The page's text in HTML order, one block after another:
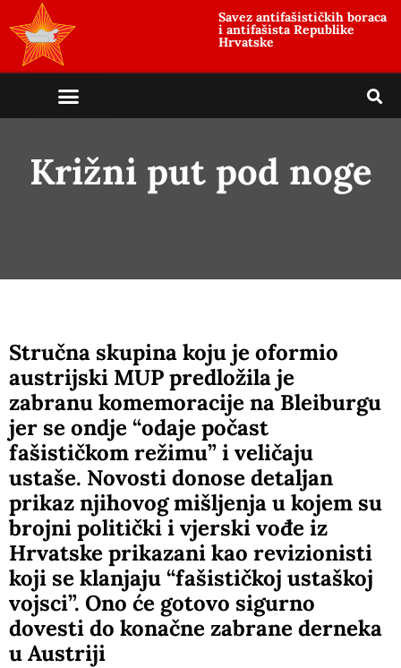
Savez antifašističkih boraca
i antifašista Republike
Hrvatske
Križni put pod noge
Stručna skupina koju je oformio
austrijski MUP predložila je
zabranu komemoracije na Bleiburgu
jer se ondje “odaje počast
fašističkom režimu” i veličaju
ustaše. Novosti donose detaljan
prikaz njihovog mišljenja u kojem su
brojni politički i vjerski vođe iz
Hrvatske prikazani kao revizionisti
koji se klanjaju “fašističkoj ustaškoj
vojsci”. Ono će gotovo sigurno
dovesti do konačne zabrane derneka
u Austriji